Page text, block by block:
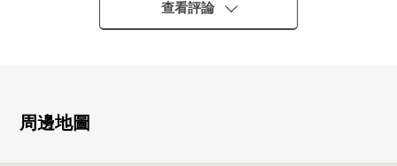
・1317尺寸的公共汽車(有浴室換氣乾燥機)
・地板暖氣有(客餐廳)
・宅配保管櫃有
查看評論
周邊地圖